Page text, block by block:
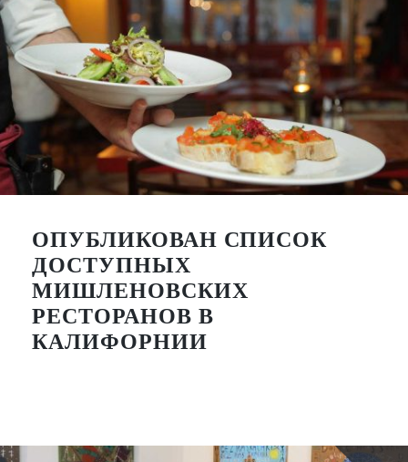
ОПУБЛИКОВАН СПИСОК
ДОСТУПНЫХ
МИШЛЕНОВСКИХ
РЕСТОРАНОВ В
КАЛИФОРНИИ